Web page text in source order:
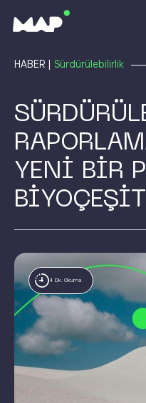
HABER | Sürdürülebilirlik
YENİ BİR
4 Dk. Okuma